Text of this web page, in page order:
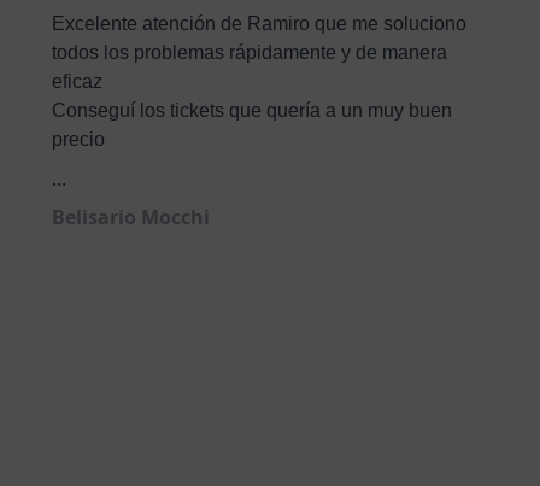
Excelente atención de Ramiro que me soluciono
todos los problemas rápidamente y de manera
eficaz
Conseguí los tickets que quería a un muy buen
precio
...
Belisario Mocchi